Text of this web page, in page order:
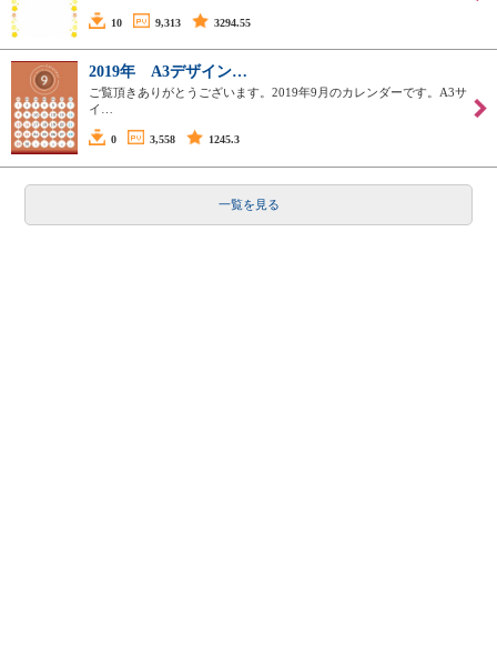
10 9,313 3294.55
2019年 A3デザイン…
ご覧頂きありがとうございます。2019年9月のカレンダーです。A3サ
イ…
0 3,558 1245.3
一覧を見る